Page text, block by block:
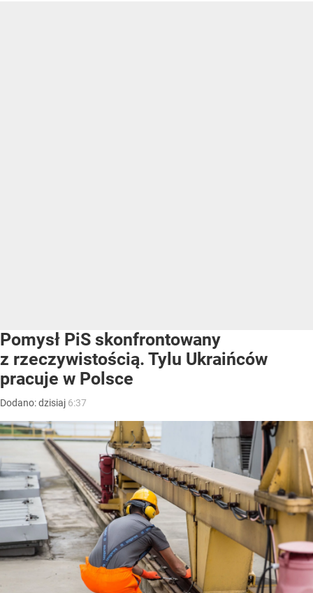
Pomysł PiS skonfrontowany
z rzeczywistością. Tylu Ukraińców
pracuje w Polsce
Dodano:dzisiaj 6:37